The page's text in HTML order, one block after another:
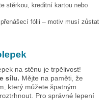
stěrkou, kreditní kartou nebo
fólii – motiv musí zůstat
na stěnu je trpělivost!
sílu. Mějte na paměti, že
který můžete špatným
Pro správné lepení